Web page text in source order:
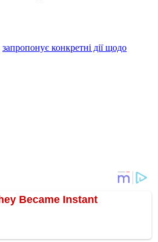
запропонує конкретні дії щодо